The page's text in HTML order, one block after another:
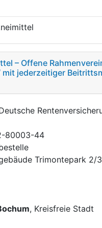
– Offene
mit jederzeitiger
80003-44
Trimontepark 2/
, Kreisfreie Stadt